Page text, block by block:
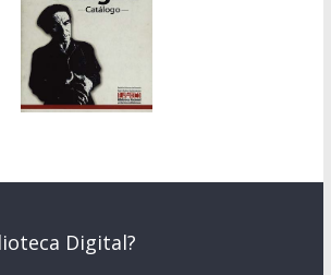
Digital?